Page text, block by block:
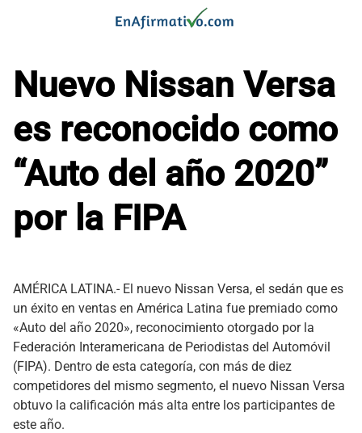
Nuevo Nissan Versa
es reconocido como
“Auto del año 2020”
por la FIPA
AMÉRICA LATINA.- El nuevo Nissan Versa, el sedán que es
un éxito en ventas en América Latina fue premiado como
«Auto del año 2020», reconocimiento otorgado por la
Federación Interamericana de Periodistas del Automóvil
(FIPA). Dentro de esta categoría, con más de diez
competidores del mismo segmento, el nuevo Nissan Versa
obtuvo la calificación más alta entre los participantes de
este año.